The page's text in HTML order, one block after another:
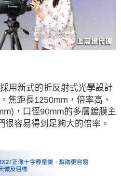
用新式的折反射式光學設計
焦距長1250mm，倍率高、
，口徑90mm的多層鍍膜主
很容易得到足夠大的倍率。